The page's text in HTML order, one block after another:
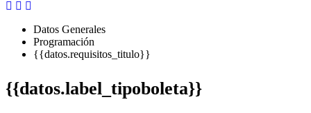
Datos Generales
Programación
{{datos.requisitos_titulo}}
{{datos.label_tipoboleta}}